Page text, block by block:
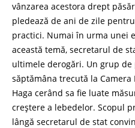
vânzarea acestora drept
pledează de ani de zile
practici. Numai în urma unei
această temă, secretarul de
ultimele derogări. Un grup
săptămâna trecută la
Haga cerând sa fie luate
creștere a lebedelor. Scopul
lângă secretarul de stat